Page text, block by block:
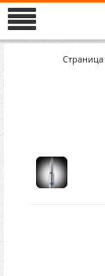
Страница